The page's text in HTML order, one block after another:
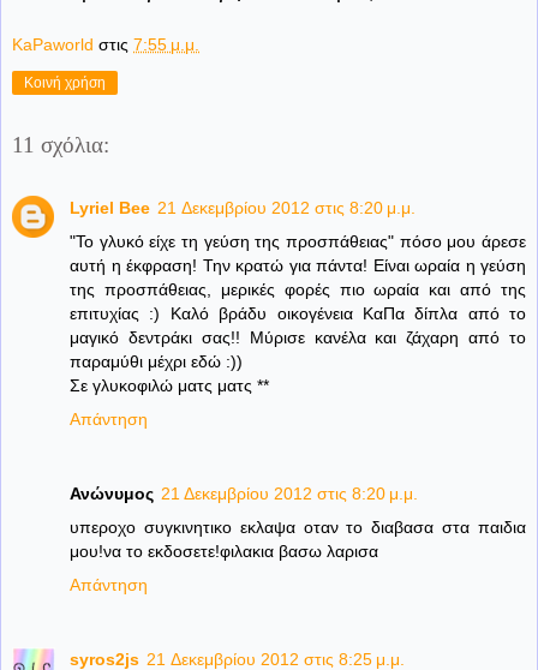
KaPaworld στις 7:55 μ.μ.
Κοινή χρήση
11 σχόλια:
Lyriel Bee 21 Δεκεμβρίου 2012 στις 8:20 μ.μ.
"Το γλυκό είχε τη γεύση της προσπάθειας" πόσο μου άρεσε
αυτή η έκφραση! Την κρατώ για πάντα! Είναι ωραία η γεύση
της προσπάθειας, μερικές φορές πιο ωραία και από της
επιτυχίας :) Καλό βράδυ οικογένεια ΚαΠα δίπλα από το
μαγικό δεντράκι σας!! Μύρισε κανέλα και ζάχαρη από το
παραμύθι μέχρι εδώ :))
Σε γλυκοφιλώ ματς ματς **
Απάντηση
Ανώνυμος 21 Δεκεμβρίου 2012 στις 8:20 μ.μ.
υπεροχο συγκινητικο εκλαψα οταν το διαβασα στα παιδια
μου!να το εκδοσετε!φιλακια βασω λαρισα
Απάντηση
syros2js 21 Δεκεμβρίου 2012 στις 8:25 μ.μ.